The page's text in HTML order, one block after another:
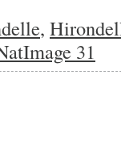
,
31